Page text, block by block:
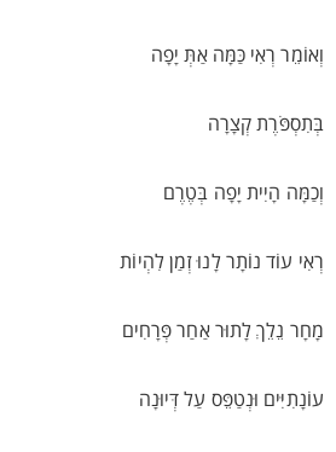
וְאוֹמֵר רְאִי כַּמָּה אַתְּ יָפָה
בְּתִסְפֹּרֶת קְצָרָה
וְכַמָּה הָיִית יָפָה בְּטֶרֶם
רְאִי עוֹד נוֹתָר לָנוּ זְמַן לִהְיוֹת
מָחָר נֵלֵךְ לָתוּר אַחַר פְּרָחִים
עוֹנָתִיִּים וּנְטַפֵּס עַל דְּיוּנָה